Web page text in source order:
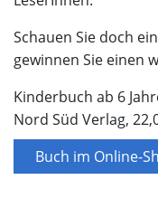
Schauen Sie doch
gewinnen Sie einen
Kinderbuch ab 6
Nord Süd Verlag,
Buch im Online-